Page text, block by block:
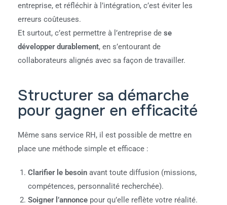
entreprise, et réfléchir à l’intégration, c’est éviter les
erreurs coûteuses.
Et surtout, c’est permettre à l’entreprise de se
développer durablement, en s’entourant de
collaborateurs alignés avec sa façon de travailler.
Structurer sa démarche
pour gagner en efficacité
Même sans service RH, il est possible de mettre en
place une méthode simple et efficace :
Clarifier le besoin avant toute diffusion (missions,
compétences, personnalité recherchée).
Soigner l’annonce pour qu’elle reflète votre réalité.